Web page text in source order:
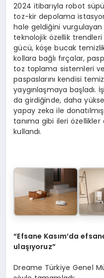
2024 itibarıyla robot
toz-kir depolama
hale geldiğini vurgulayan
teknolojik özellik
gücü, köşe bucak
kollara bağlı fırçalar,
toz toplama sistemleri
paspaslarını kendisi
yaygınlaşmaya başladı.
da girdiğinde, daha
yapay zeka ile
tanıma gibi ileri özellikler
kullandı.
“Efsane Kasım’da
ulaşıyoruz”
Dreame Türkiye Genel